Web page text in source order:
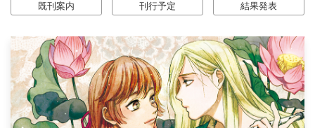
既刊案内
刊行予定
結果発表